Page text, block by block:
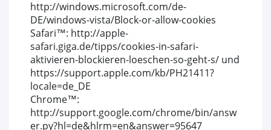
http://windows.microsoft.com/de-
DE/windows-vista/Block-or-allow-cookies
Safari™: http://apple-
safari.giga.de/tipps/cookies-in-safari-
aktivieren-blockieren-loeschen-so-geht-s/ und
https://support.apple.com/kb/PH21411?
locale=de_DE
Chrome™:
http://support.google.com/chrome/bin/answ
er.py?hl=de&hlrm=en&answer=95647